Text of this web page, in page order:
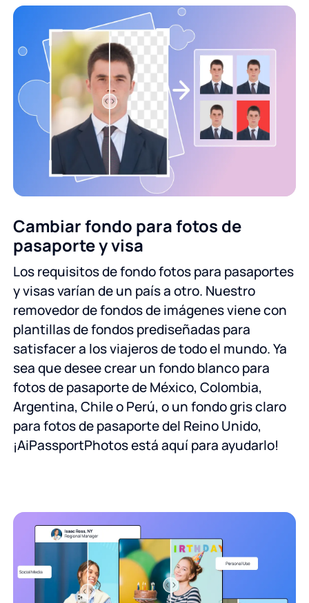
Cambiar fondo para fotos de
pasaporte y visa
Los requisitos de fondo fotos para pasaportes
y visas varían de un país a otro. Nuestro
removedor de fondos de imágenes viene con
plantillas de fondos prediseñadas para
satisfacer a los viajeros de todo el mundo. Ya
sea que desee crear un fondo blanco para
fotos de pasaporte de México, Colombia,
Argentina, Chile o Perú, o un fondo gris claro
para fotos de pasaporte del Reino Unido,
¡AiPassportPhotos está aquí para ayudarlo!